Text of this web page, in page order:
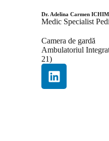
Dr. Adelina Carmen ICHIM
Medic Specialist
Camera de gardă
Ambulatoriul
21)